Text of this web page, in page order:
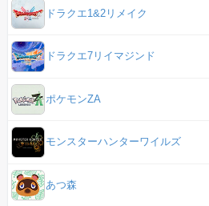
ドラクエ1&2リメイク
ドラクエ7リイマジンド
ポケモンZA
モンスターハンターワイルズ
あつ森